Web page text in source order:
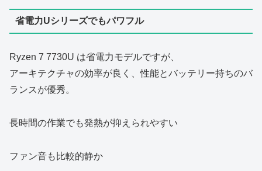
省電力Uシリーズでもパワフル
Ryzen 7 7730U は省電力モデルですが、
アーキテクチャの効率が良く、性能とバッテリー持ちのバ
ランスが優秀。
長時間の作業でも発熱が抑えられやすい
ファン音も比較的静か